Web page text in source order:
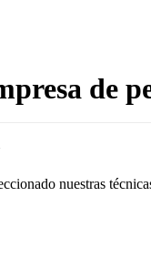
de
nuestras